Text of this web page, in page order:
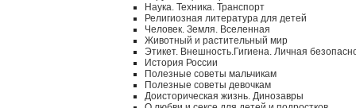
Наука. Техника. Транспорт
Религиозная литература для детей
Человек. Земля. Вселенная
Животный и растительный мир
Этикет. Внешность.Гигиена. Личная
История России
Полезные советы мальчикам
Полезные советы девочкам
Доисторическая жизнь. Динозавры